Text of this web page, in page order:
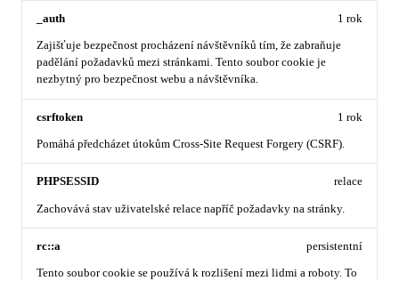
_auth
Zajišťuje bezpečnost procházení návštěvníků tím, že zabraňuje
padělání požadavků mezi stránkami. Tento soubor cookie je
nezbytný pro bezpečnost webu a návštěvníka.
1 rok
csrftoken
Pomáhá předcházet útokům Cross-Site Request Forgery (CSRF).
1 rok
PHPSESSID
Zachovává stav uživatelské relace napříč požadavky na stránky.
relace
rc::a
Tento soubor cookie se používá k rozlišení mezi lidmi a roboty. To
persistentní